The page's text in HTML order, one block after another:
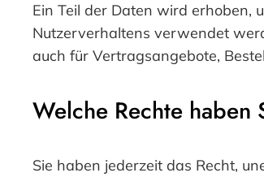
Ein Teil der Daten wird erhoben,
Nutzerverhaltens verwendet
auch für Vertragsangebote,
Welche Rechte
Sie haben jederzeit das Recht,